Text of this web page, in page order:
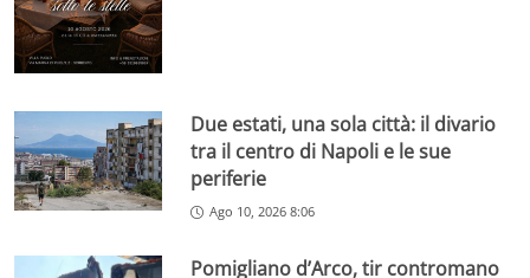
Due estati, una sola città: il divario
tra il centro di Napoli e le sue
periferie
Ago 10, 2026 8:06
Pomigliano d’Arco, tir contromano